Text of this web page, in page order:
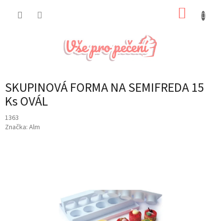
SKUPINOVÁ FORMA NA SEMIFREDA 15
Ks OVÁL
1363
Značka: Alm